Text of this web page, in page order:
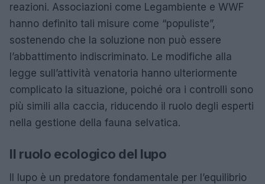
reazioni. Associazioni come Legambiente e WWF
hanno definito tali misure come “populiste”,
sostenendo che la soluzione non può essere
l’abbattimento indiscriminato. Le modifiche alla
legge sull’attività venatoria hanno ulteriormente
complicato la situazione, poiché ora i controlli sono
più simili alla caccia, riducendo il ruolo degli esperti
nella gestione della fauna selvatica.
Il ruolo ecologico del lupo
Il lupo è un predatore fondamentale per l’equilibrio